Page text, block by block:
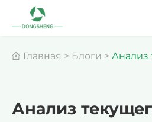
Главная > Блоги > Анализ
Анализ